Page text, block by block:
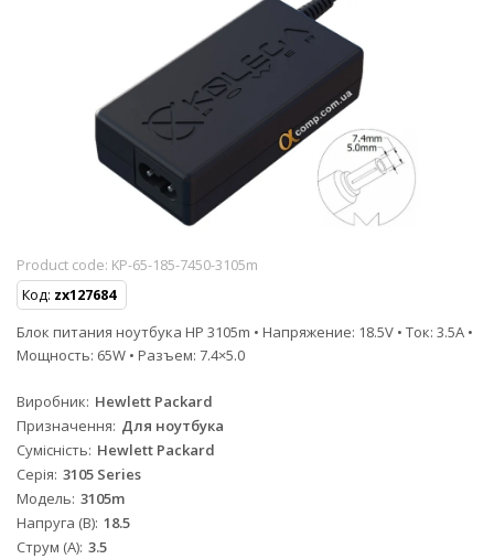
Product code: KP-65-185-7450-3105m
Код: zx127684
Блок питания ноутбука HP 3105m • Напряжение: 18.5V • Ток: 3.5A •
Мощность: 65W • Разъем: 7.4×5.0
Виробник Hewlett Packard
Призначення Для ноутбука
Сумісність Hewlett Packard
Серія 3105 Series
Модель 3105m
Напруга (В) 18.5
Струм (А) 3.5